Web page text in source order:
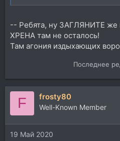
-- Ребята, ну ЗАГЛЯНИТЕ же
ХРЕНА там не осталось!
Там агония издыхающих
Последнее
F frosty80
Well-Known Member
19 Май 2020